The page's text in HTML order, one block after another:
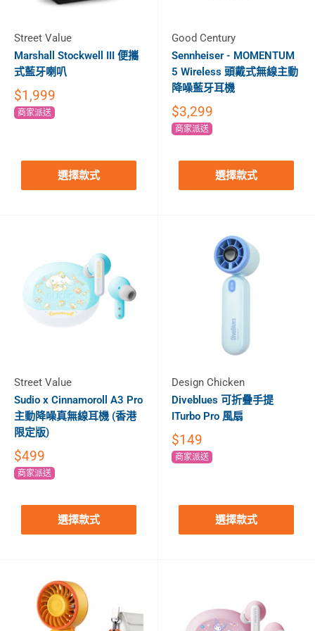
Street Value
Marshall Stockwell III 便攜
式藍牙喇叭
$1,999
商家派送
選擇款式
Good Century
Sennheiser - MOMENTUM
5 Wireless 頭戴式無線主動
降噪藍牙耳機
$3,299
商家派送
選擇款式
Street Value
Sudio x Cinnamoroll A3 Pro
主動降噪真無線耳機 (香港
限定版)
$499
商家派送
選擇款式
Design Chicken
Diveblues 可折疊手提
ITurbo Pro 風扇
$149
商家派送
選擇款式